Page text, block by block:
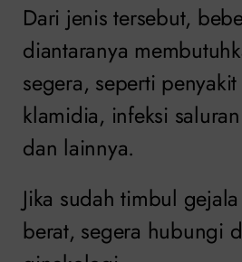
Dari jenis tersebut,
diantaranya
segera, seperti
klamidia, infeksi
dan lainnya.
Jika sudah timbul
berat, segera hubungi